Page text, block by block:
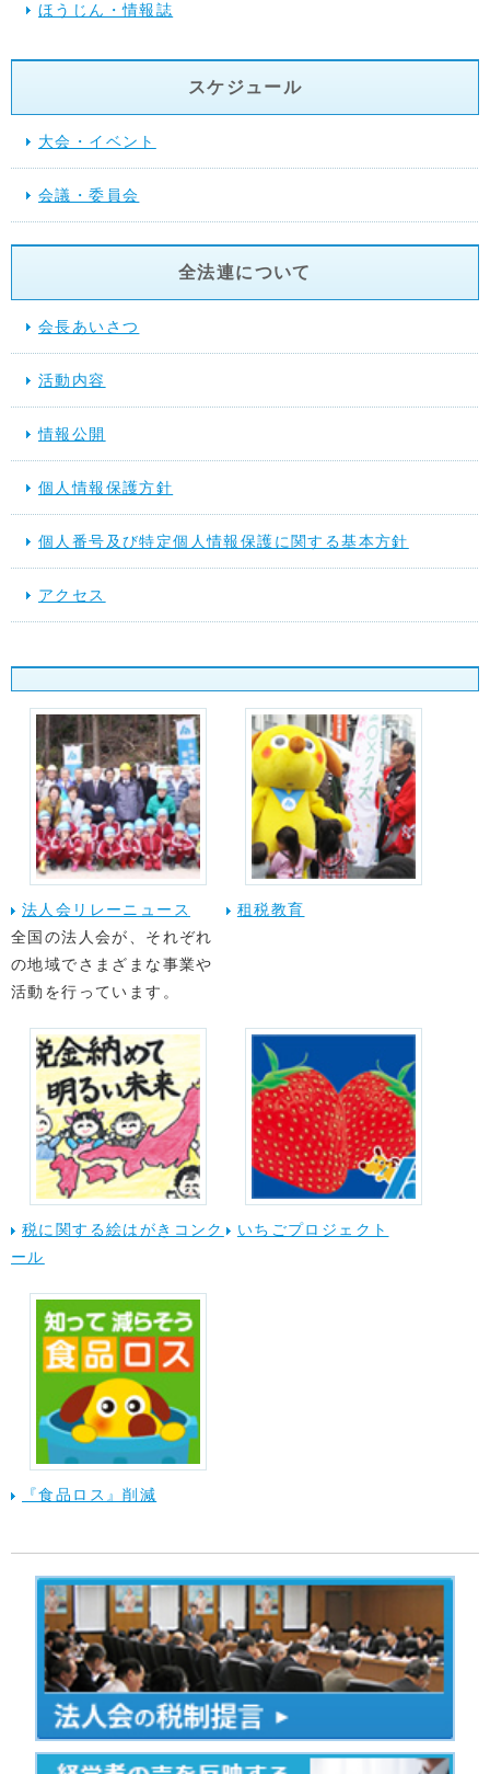
ほうじん・情報誌
スケジュール
大会・イベント
会議・委員会
全法連について
会長あいさつ
活動内容
情報公開
個人情報保護方針
個人番号及び特定個人情報保護に関する基本方針
アクセス
法人会リレーニュース
全国の法人会が、それぞれ
の地域でさまざまな事業や
活動を行っています。
租税教育
税に関する絵はがきコンク
ール
いちごプロジェクト
『食品ロス』削減